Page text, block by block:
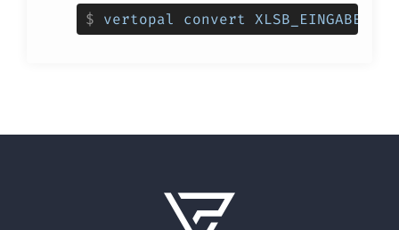
$ vertopal convert